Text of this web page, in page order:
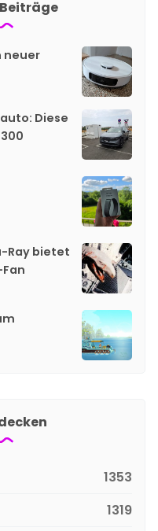
neuer
Diese
Ray bietet
1353
1319